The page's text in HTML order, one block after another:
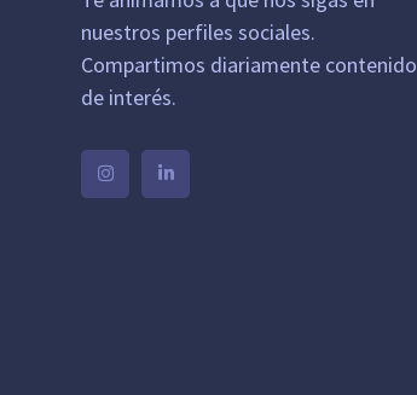
nuestros perfiles sociales.
Compartimos diariamente contenido
de interés.